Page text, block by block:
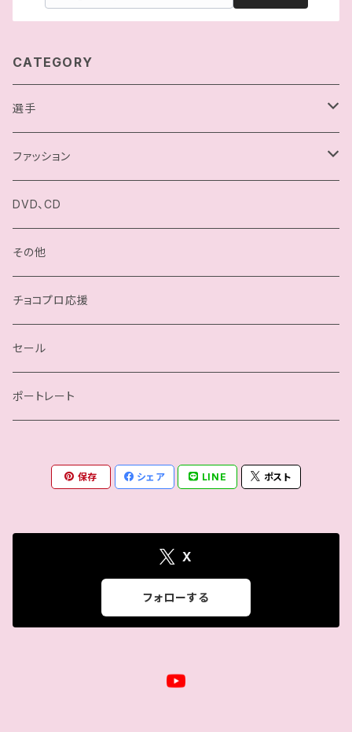
CATEGORY
選手
駿河メイ
小石川チエ
桐原季子
四ツ葉ミヤ
沙也加
瀬戸ノノカ
谷綿ヒヨリ
帯広さやか
ファッション
チョコプロ／ChocoPro
高梨将弘／Masahiro Takanashi
我闘雲舞／Gatoh Move
DVD、CD
その他
チョコプロ応援
セール
ポートレート
保存 シェア LINE ポスト
X
フォローする